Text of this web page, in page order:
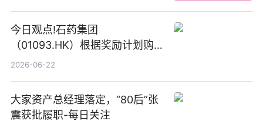
今日观点!石药集团
（01093.HK）根据奖励计划购
回580万股
2026-06-22
大家资产总经理落定，“80后”张
震获批履职-每日关注